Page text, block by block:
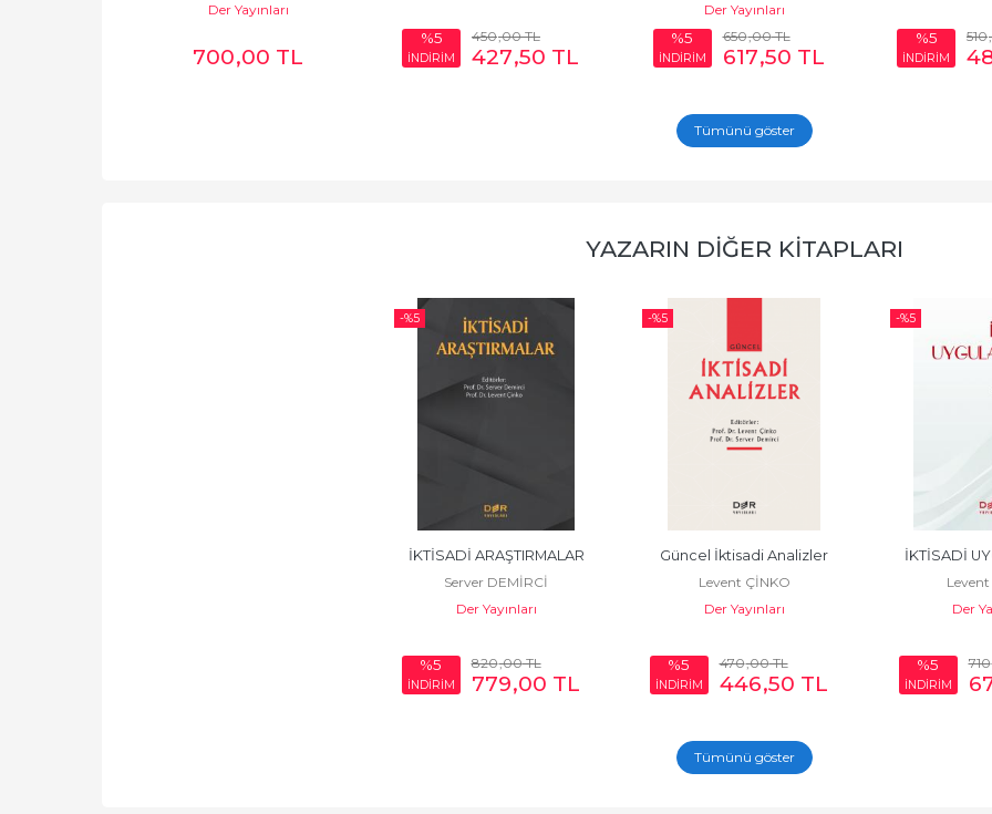
Der Yayınları
700,00 TL
%5
İNDİRİM
450,00TL
427,50 TL
Der Yayınları
%5
İNDİRİM
650,00TL
617,50 TL
%5
İNDİRİM
510
Tümünü göster
YAZARIN DIĞER KITAPLARI
-%5
İKTİSADİ ARAŞTIRMALAR
Server DEMİRCİ
Der Yayınları
%5
İNDİRİM
820,00TL
779,00 TL
-%5
Güncel İktisadi Analizler
Levent ÇİNKO
Der Yayınları
%5
İNDİRİM
470,00TL
446,50 TL
-%5
İKTİSADİ
Der
%5
İNDİRİM
710
Tümünü göster